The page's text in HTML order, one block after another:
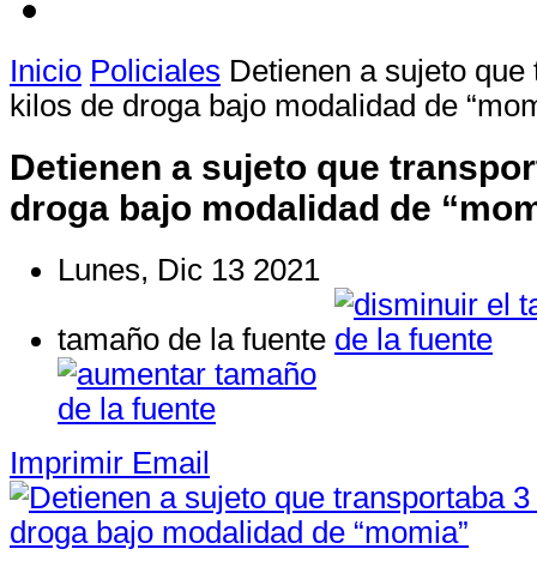
Inicio Policiales Detienen a sujeto que
kilos de droga bajo modalidad de
Detienen a sujeto que
droga bajo modalidad de
Lunes, Dic 13 2021
tamaño de la fuente
Imprimir Email